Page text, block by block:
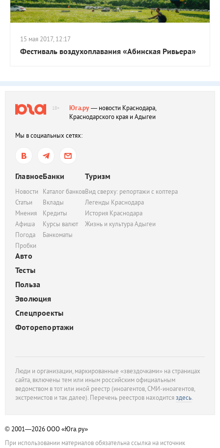
15 мая 2017, 12:17
Фестиваль воздухоплавания «Абинская Ривьера»
18+ Юга.ру— новости Краснодара,
Краснодарского края и Адыгеи
Мы в социальных сетях:
Главное
Новости
Статьи
Мнения
Афиша
Погода
Пробки
Банки
Каталог банков
Вклады
Кредиты
Курсы валют
Банкоматы
Туризм
Вид сверху: репортажи с коптера
Легенды Краснодара
История Краснодара
Жизнь и культура Адыгеи
Авто
Тесты
Польза
Эволюция
Спецпроекты
Фоторепортажи
Люди и организации, маркированные «звездочками» на страницах
сайта, включены тем или иным российским официальным
ведомством в тот или иной реестр (иноагентов, СМИ-иноагентов,
экстремистов и так далее). Перечень реестров находитсяздесь.
© 2001—2026ООО «Юга.ру»
При использовании материалов обязательна ссылка на источник